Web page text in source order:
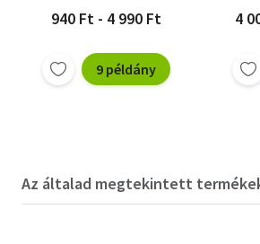
940 Ft - 4 990 Ft
9 példány
4
Az általad megtekintett